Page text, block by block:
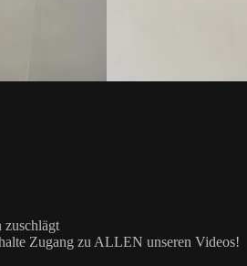
zuschlägt
Zugang zu ALLEN unseren Videos!